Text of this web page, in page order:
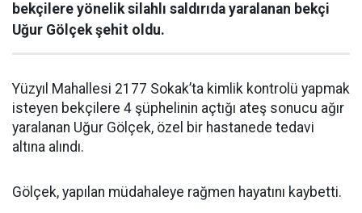
bekçilere yönelik silahlı saldırıda yaralanan bekçi
Uğur Gölçek şehit oldu.
Yüzyıl Mahallesi 2177 Sokak’ta kimlik kontrolü yapmak
isteyen bekçilere 4 şüphelinin açtığı ateş sonucu ağır
yaralanan Uğur Gölçek, özel bir hastanede tedavi
altına alındı.
Gölçek, yapılan müdahaleye rağmen hayatını kaybetti.